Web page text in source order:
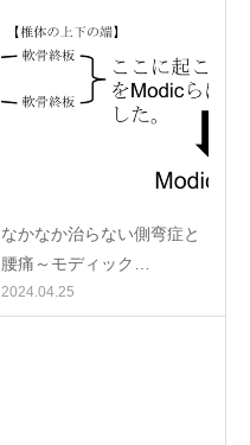
なかなか治らない側弯症と
腰痛～モディック…
2024.04.25